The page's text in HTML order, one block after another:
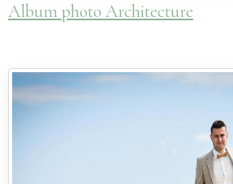
Album photo Architecture